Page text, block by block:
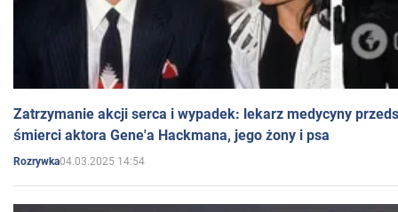
Zatrzymanie akcji serca i wypadek: lekarz medycyny
śmierci aktora Gene'a Hackmana, jego żony i psa
Rozrywka04.03.2025 14:54